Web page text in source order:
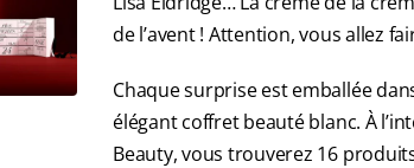
de l’avent ! Attention, vous allez
Chaque surprise est emballée
élégant coffret beauté blanc. À
Beauty, vous trouverez 16